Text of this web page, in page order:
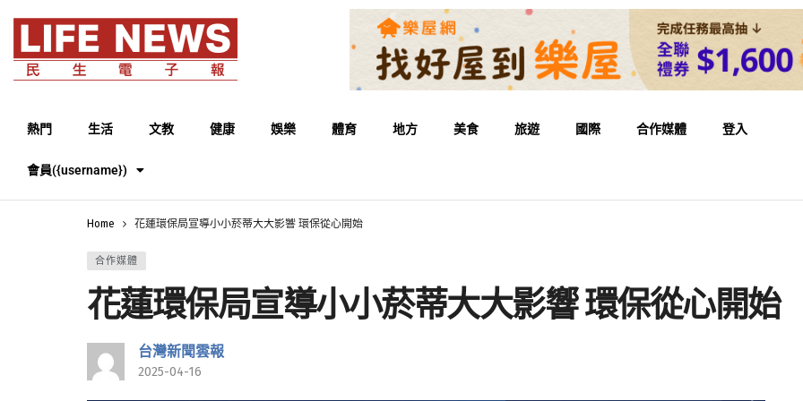
熱門 生活 文教 健康 娛樂 體育 地方 美食 旅遊 國際 合作媒體 登入
會員({username})
Home 花蓮環保局宣導小小菸蒂大大影響 環保從心開始
合作媒體
花蓮環保局宣導小小菸蒂大大影響 環保從心開始
台灣新聞雲報
2025-04-16